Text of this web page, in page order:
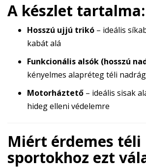
A készlet tartalma:
Hosszú ujjú trikó – ideális
kabát alá
Funkcionális alsók (hosszú
kényelmes alapréteg téli
Motorháztető – ideális sisak
hideg elleni védelemre
Miért érdemes téli
sportokhoz ezt